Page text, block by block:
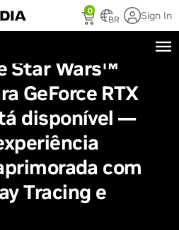
0
BR Sign In
Star Wars™
GeForce RTX
disponível —
com
Tracing e